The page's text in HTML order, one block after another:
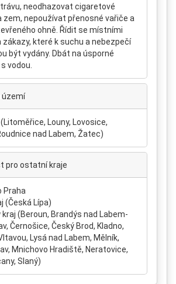
neodhazovat cigaretové
zem, nepoužívat přenosné vařiče a
ohně. Řídit se místními
zákazy, které k suchu a nebezpečí
být vydány. Dbát na úsporné
vodou.
území
Louny, Lovosice,
nad Labem, Žatec)
pro ostatní kraje
Praha
(Česká Lípa)
(Beroun, Brandýs nad Labem-
Černošice, Český Brod, Kladno,
Lysá nad Labem, Mělník,
Mnichovo Hradiště, Neratovice,
Slaný)